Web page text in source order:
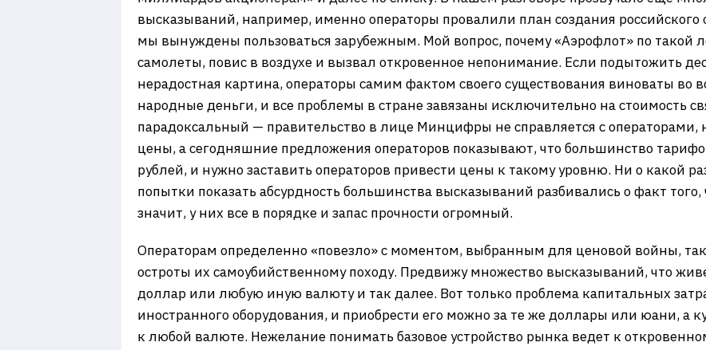
высказываний, например, именно операторы провалили план создания российского
мы вынуждены пользоваться зарубежным. Мой вопрос, почему «Аэрофлот» по такой
самолеты, повис в воздухе и вызвал откровенное непонимание. Если подытожить
нерадостная картина, операторы самим фактом своего существования виноваты во
народные деньги, и все проблемы в стране завязаны исключительно на стоимость
парадоксальный — правительство в лице Минцифры не справляется с операторами,
цены, а сегодняшние предложения операторов показывают, что большинство
рублей, и нужно заставить операторов привести цены к такому уровню. Ни о какой
попытки показать абсурдность большинства высказываний разбивались о факт
значит, у них все в порядке и запас прочности огромный.
Операторам определенно «повезло» с моментом, выбранным для ценовой войны,
остроты их самоубийственному походу. Предвижу множество высказываний, что
доллар или любую иную валюту и так далее. Вот только проблема капитальных
иностранного оборудования, и приобрести его можно за те же доллары или юани, а
к любой валюте. Нежелание понимать базовое устройство рынка ведет к